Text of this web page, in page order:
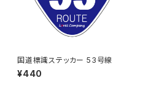
国道標識ステッカー 53号線
¥440